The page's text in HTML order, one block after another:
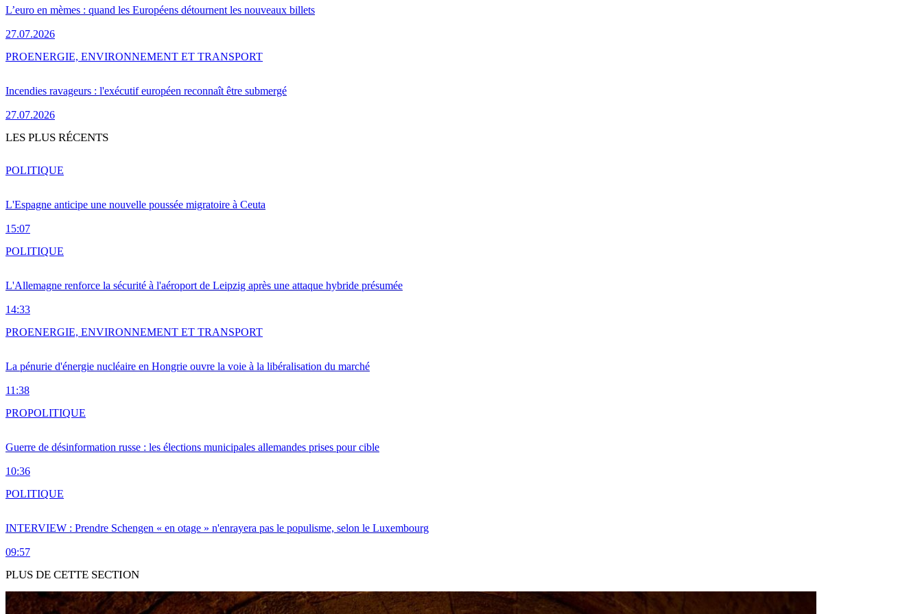
L’euro en mèmes : quand les Européens détournent les nouveaux billets
27.07.2026
Incendies ravageurs : l'exécutif européen reconnaît être submergé
27.07.2026
PROENERGIE, ENVIRONNEMENT ET TRANSPORT
LES PLUS RÉCENTS
L'Espagne anticipe une nouvelle poussée migratoire à Ceuta
15:07
POLITIQUE
L'Allemagne renforce la sécurité à l'aéroport de Leipzig après une attaque hybride présumée
14:33
POLITIQUE
La pénurie d'énergie nucléaire en Hongrie ouvre la voie à la libéralisation du marché
11:38
PROENERGIE, ENVIRONNEMENT ET TRANSPORT
Guerre de désinformation russe : les élections municipales allemandes prises pour cible
10:36
PROPOLITIQUE
INTERVIEW : Prendre Schengen « en otage » n'enrayera pas le populisme, selon le Luxembourg
09:57
POLITIQUE
PLUS DE CETTE SECTION